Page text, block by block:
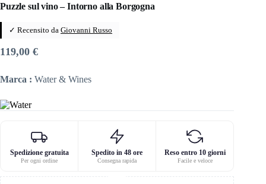
Puzzle sul vino – Intorno alla Borgogna
✓ Recensito da Giovanni Russo
119,00 €
Marca : Water & Wines
Spedizione gratuita
Per ogni ordine
Spedito in 48 ore
Consegna rapida
Reso entro 10 giorni
Facile e veloce